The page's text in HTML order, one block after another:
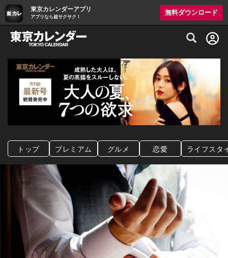
東京カレンダーアプリ
アプリなら超サクサク！
無料ダウンロード
グルメ情報・プレミアムレストラン予約
トップ プレミアム グルメ 恋愛 ライフスタ